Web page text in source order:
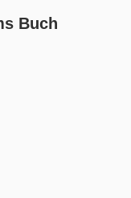
Buch